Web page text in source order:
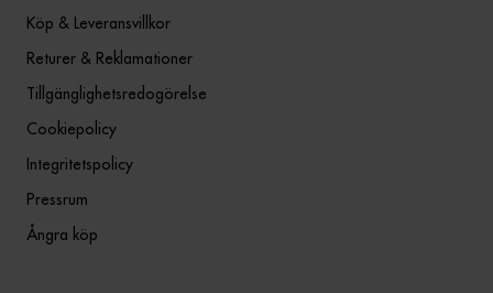
Köp & Leveransvillkor
Returer & Reklamationer
Tillgänglighetsredogörelse
Cookiepolicy
Integritetspolicy
Pressrum
Ångra köp